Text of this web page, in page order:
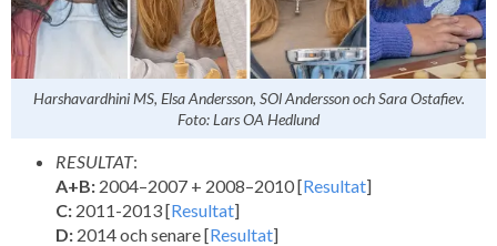
Harshavardhini MS, Elsa Andersson, SOl Andersson och Sara Ostafiev.
Foto: Lars OA Hedlund
RESULTAT:
A+B: 2004–2007 + 2008–2010 [Resultat]
C: 2011-2013 [Resultat]
D: 2014 och senare [Resultat]